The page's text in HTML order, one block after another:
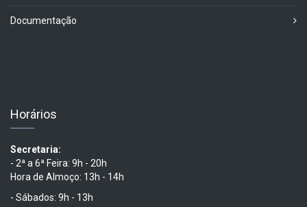
Documentação
Horários
Secretaria:
- 2ª a 6ª Feira: 9h - 20h
Hora de Almoço: 13h - 14h
- Sábados: 9h - 13h